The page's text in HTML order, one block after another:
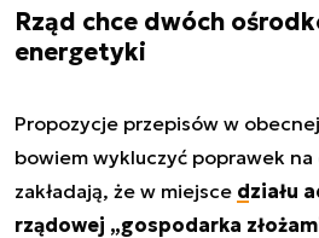
Rząd chce dwóch
energetyki
Propozycje przepisów w
bowiem wykluczyć poprawek
zakładają, że w miejsce działu
rządowej „gospodarka